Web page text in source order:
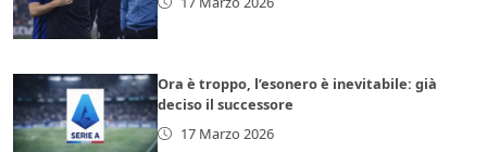
Ora è troppo, l’esonero è inevitabile: già
deciso il successore
17 Marzo 2026